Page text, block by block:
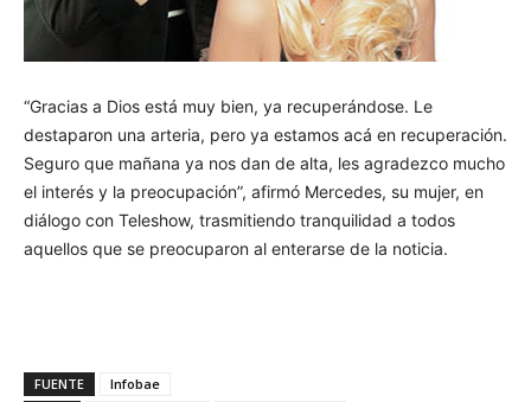
“Gracias a Dios está muy bien, ya recuperándose. Le
destaparon una arteria, pero ya estamos acá en recuperación.
Seguro que mañana ya nos dan de alta, les agradezco mucho
el interés y la preocupación”, afirmó Mercedes, su mujer, en
diálogo con Teleshow, trasmitiendo tranquilidad a todos
aquellos que se preocuparon al enterarse de la noticia.
FUENTE
Infobae